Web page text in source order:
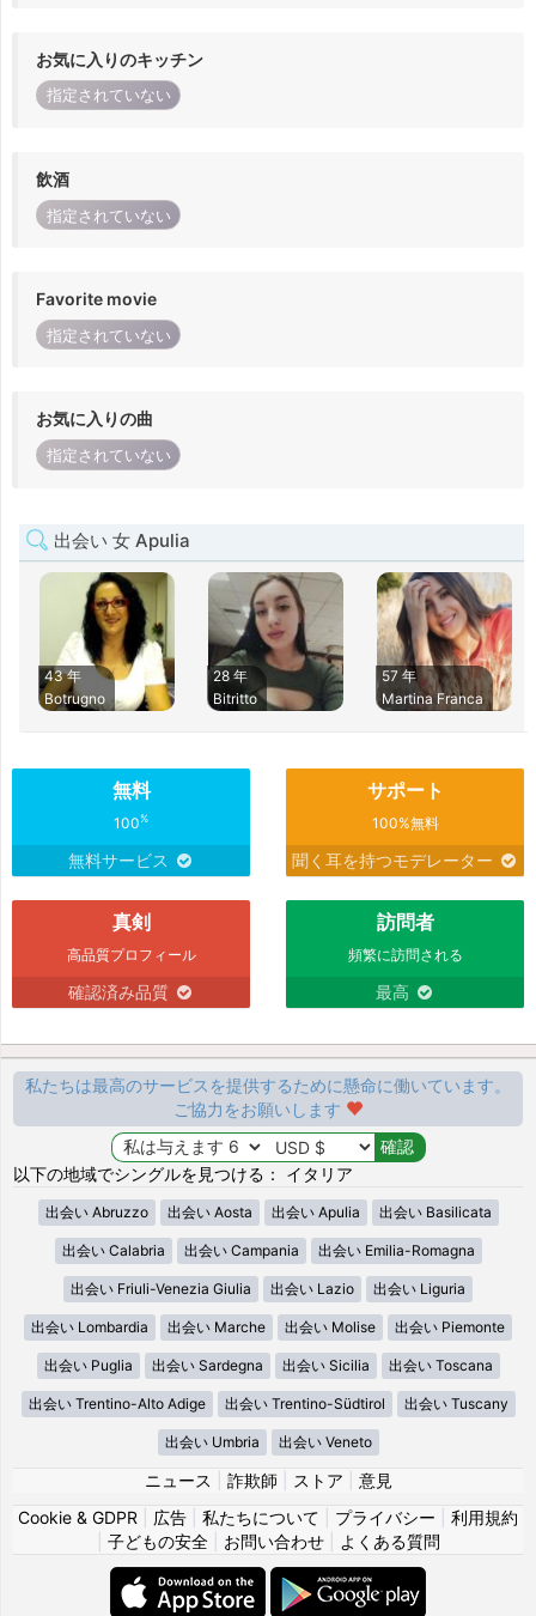
お気に入りのキッチン
指定されていない
飲酒
指定されていない
Favorite movie
指定されていない
お気に入りの曲
指定されていない
出会い 女 Apulia
43 年
Botrugno
28 年
Bitritto
57 年
Martina Franca
無料
100%
無料サービス
サポート
100%無料
聞く耳を持つモデレーター
真剣
高品質プロフィール
確認済み品質
訪問者
頻繁に訪問される
最高
私たちは最高のサービスを提供するために懸命に働いています。
ご協力をお願いします
以下の地域でシングルを見つける： イタリア
出会い Abruzzo 出会い Aosta 出会い Apulia 出会い Basilicata
出会い Calabria 出会い Campania 出会い Emilia-Romagna
出会い Friuli-Venezia Giulia 出会い Lazio 出会い Liguria
出会い Lombardia 出会い Marche 出会い Molise 出会い Piemonte
出会い Puglia 出会い Sardegna 出会い Sicilia 出会い Toscana
出会い Trentino-Alto Adige 出会い Trentino-Südtirol 出会い Tuscany
出会い Umbria 出会い Veneto
ニュース 詐欺師 ストア
意見
Cookie & GDPR
広告 私たちについて プライバシー
利用規約
子どもの安全| お問い合わせ| よくある質問